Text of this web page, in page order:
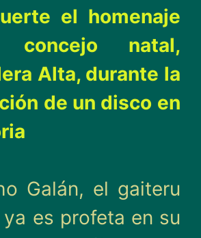
el homenaje
natal,
Alta, durante la
de un disco en
Galán, el gaiteru
es profeta en su